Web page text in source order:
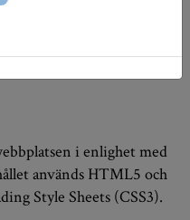
i vår
i enlighet med
används HTML5 och
Style Sheets (CSS3).